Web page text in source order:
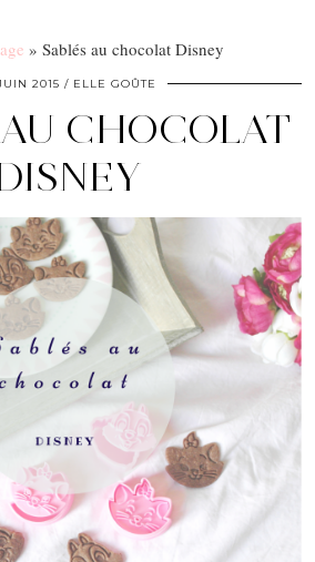
» Sablés au chocolat Disney
2015 ELLE GOÛTE
CHOCOLAT